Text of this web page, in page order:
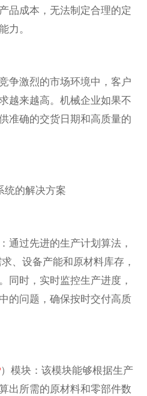
品成本，无法制定合理的定
力。
激烈的市场环境中，客户
越来越高。机械企业如果不
准确的交货日期和高质量的
的解决方案
过先进的生产计划算法，
、设备产能和原材料库存，
同时，实时监控生产进度，
的问题，确保按时交付高质
）模块：该模块能够根据生产
出所需的原材料和零部件数